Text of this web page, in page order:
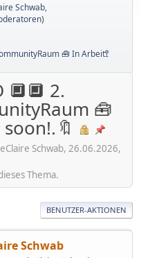
Schwab,
)
🧰 In Arbeit🚏
🔲🔲 2.
🧰
Schwab, 26.06.2026,
Thema.
BENUTZER-AKTIONEN
Schwab